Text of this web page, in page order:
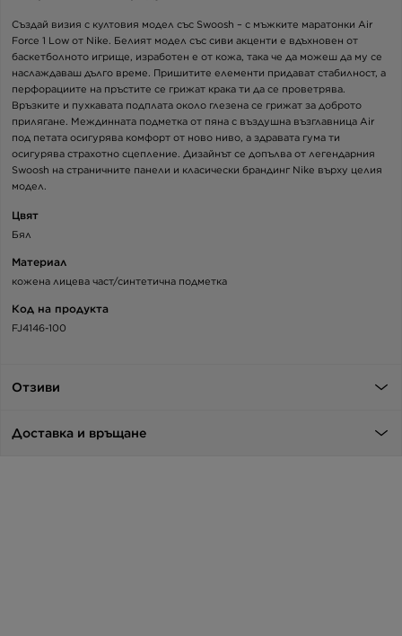
Създай визия с култовия модел със Swoosh – с мъжките маратонки Air
Force 1 Low от Nike. Белият модел със сиви акценти е вдъхновен от
баскетболното игрище, изработен е от кожа, така че да можеш да му се
наслаждаваш дълго време. Пришитите елементи придават стабилност, а
перфорациите на пръстите се грижат крака ти да се проветрява.
Връзките и пухкавата подплата около глезена се грижат за доброто
прилягане. Междинната подметка от пяна с въздушна възглавница Air
под петата осигурява комфорт от ново ниво, а здравата гума ти
осигурява страхотно сцепление. Дизайнът се допълва от легендарния
Swoosh на страничните панели и класически брандинг Nike върху целия
модел.
Цвят
Бял
Материал
кожена лицева част/синтетична подметка
Код на продукта
FJ4146-100
Отзиви
Доставка и връщане